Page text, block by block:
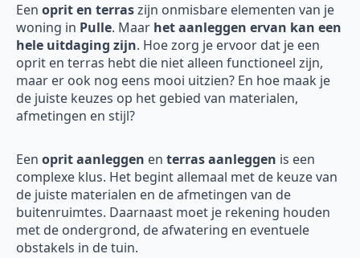
Een oprit en terraszijn onmisbare elementen van je
woning in Pulle. Maar het aanleggen ervan kan een
hele uitdaging zijn. Hoe zorg je ervoor dat je een
oprit en terras hebt die niet alleen functioneel zijn,
maar er ook nog eens mooi uitzien? En hoe maak je
de juiste keuzes op het gebied van materialen,
afmetingen en stijl?
Een oprit aanleggen en terras aanleggen is een
complexe klus. Het begint allemaal met de keuze van
de juiste materialen en de afmetingen van de
buitenruimtes. Daarnaast moet je rekening houden
met de ondergrond, de afwatering en eventuele
obstakels in de tuin.